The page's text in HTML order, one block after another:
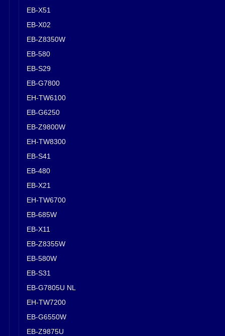
EB-X51
EB-X02
EB-Z8350W
EB-580
EB-S29
EB-G7800
EH-TW6100
EB-G6250
EB-Z9800W
EH-TW8300
EB-S41
EB-480
EB-X21
EH-TW6700
EB-685W
EB-X11
EB-Z8355W
EB-580W
EB-S31
EB-G7805U NL
EH-TW7200
EB-G6550W
EB-Z9875U